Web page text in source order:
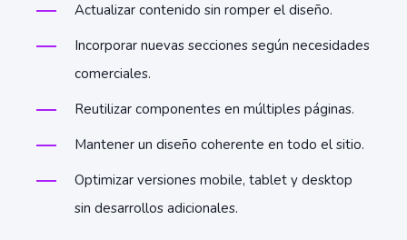
Actualizar contenido sin romper el diseño.
Incorporar nuevas secciones según necesidades
comerciales.
Reutilizar componentes en múltiples páginas.
Mantener un diseño coherente en todo el sitio.
Optimizar versiones mobile, tablet y desktop
sin desarrollos adicionales.